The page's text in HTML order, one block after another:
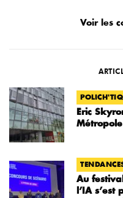
Voir les
Eric
Au
l’IA